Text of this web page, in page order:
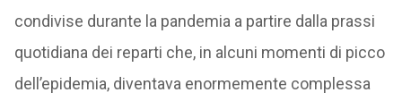
condivise durante la pandemia a partire dalla prassi
quotidiana dei reparti che, in alcuni momenti di picco
dell’epidemia, diventava enormemente complessa